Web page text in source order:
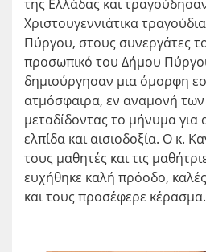
της Ελλάδας και
Χριστουγεννιάτικα
Πύργου, στους συνεργάτες
προσωπικό του Δήμου
δημιούργησαν μια όμορφη
ατμόσφαιρα, εν αναμονή
μεταδίδοντας το μήνυμα
ελπίδα και αισιοδοξία. Ο κ.
τους μαθητές και τις
ευχήθηκε καλή πρόοδο, καλές
και τους προσέφερε κέρασμα.